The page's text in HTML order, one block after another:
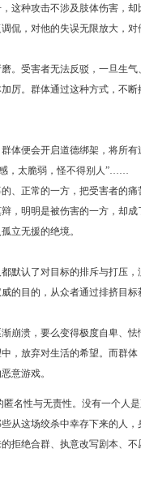
种攻击不涉及肢体伤害，却
侃，对他的失误无限放大，
受害者无法反驳，一旦生气
厉。群体通过这种方式，不
体便会开启道德绑架，将所
感，太脆弱，怪不得别人”……
、正常的一方，把受害者的
，明明是被伤害的一方，却
立无援的绝境。
默认了对目标的排斥与打压
的目的，从众者通过排挤目
崩溃，要么变得极度自卑、
，放弃对生活的希望。而群
意游戏。
名性与无责性。没有一个人
从这场绞杀中幸存下来的人
拒绝合群、执意改写剧本、